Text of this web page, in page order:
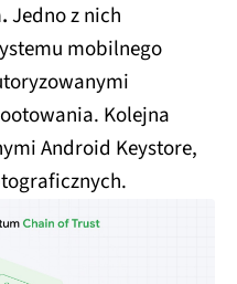
Jedno z nich
mobilnego
Kolejna
Android Keystore,